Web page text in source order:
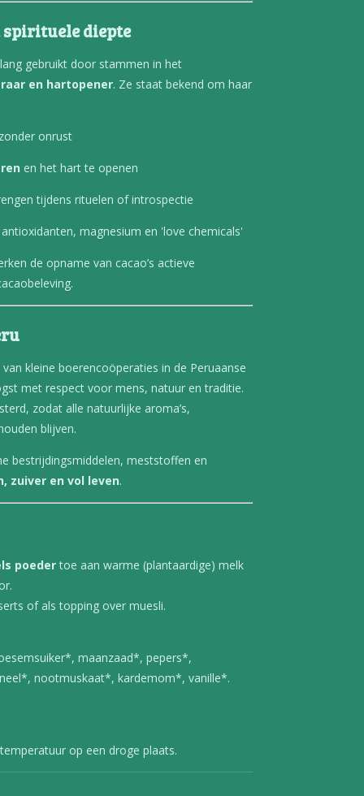
diepte
gebruikt door stammen in het
en hartopener. Ze staat bekend om haar
onrust
en het hart te openen
tijdens rituelen of introspectie
magnesium en 'love chemicals'
de opname van cacao’s actieve
kleine boerencoöperaties in de Peruaanse
met respect voor mens, natuur en traditie.
zodat alle natuurlijke aroma’s,
blijven.
bestrijdingsmiddelen, meststoffen en
zuiver en vol leven.
poedertoe aan warme (plantaardige) melk
of als topping over muesli.
maanzaad*, pepers*,
nootmuskaat*, kardemom*, vanille*.
op een droge plaats.